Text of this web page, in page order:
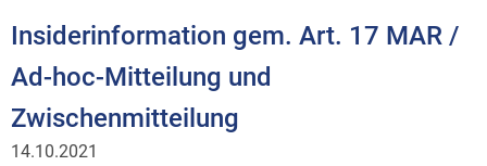
Insiderinformation gem. Art. 17 MAR /
Ad-hoc-Mitteilung und
Zwischenmitteilung
14.10.2021